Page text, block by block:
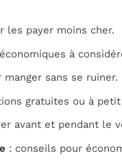
les payer moins cher.
à
sans se ruiner.
gratuites ou à
avant et pendant le
: conseils pour